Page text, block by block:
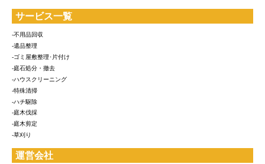
サービス一覧
-不用品回収
-遺品整理
-ゴミ屋敷整理･片付け
-庭石処分・撤去
-ハウスクリーニング
-特殊清掃
-ハチ駆除
-庭木伐採
-庭木剪定
-草刈り
運営会社